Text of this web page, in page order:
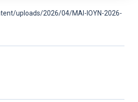
uploads/2026/04/ΜΑΙ-ΙΟΥΝ-2026-